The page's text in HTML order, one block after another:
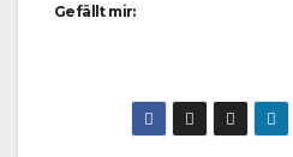
Gefällt mir: